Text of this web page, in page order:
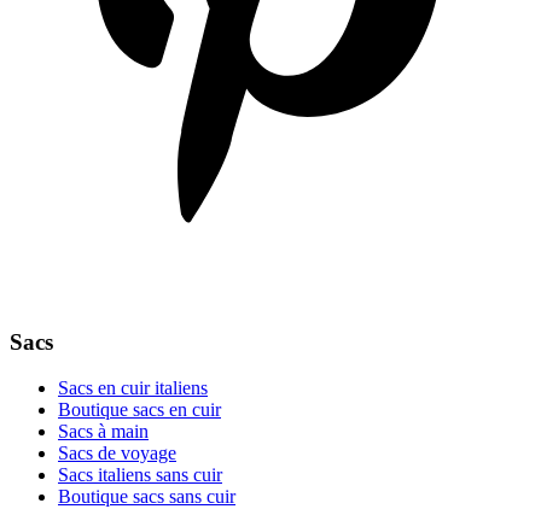
Sacs
Sacs en cuir italiens
Boutique sacs en cuir
Sacs à main
Sacs de voyage
Sacs italiens sans cuir
Boutique sacs sans cuir